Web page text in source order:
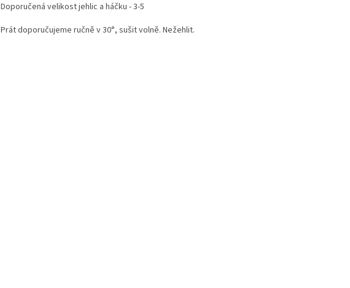
Doporučená velikost jehlic a háčku - 3-5
Prát doporučujeme ručně v 30°, sušit volně. Nežehlit.